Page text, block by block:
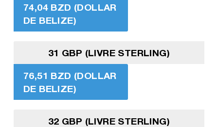
74,04 BZD (DOLLAR
DE BELIZE)
31 GBP (LIVRE STERLING)
76,51 BZD (DOLLAR
DE BELIZE)
32 GBP (LIVRE STERLING)